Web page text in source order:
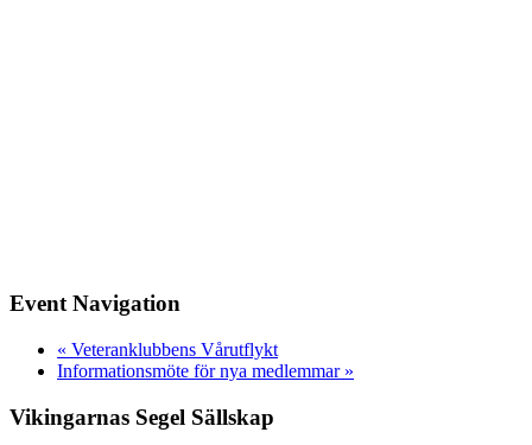
Event Navigation
« Veteranklubbens Vårutflykt
Informationsmöte för nya medlemmar »
Vikingarnas Segel Sällskap